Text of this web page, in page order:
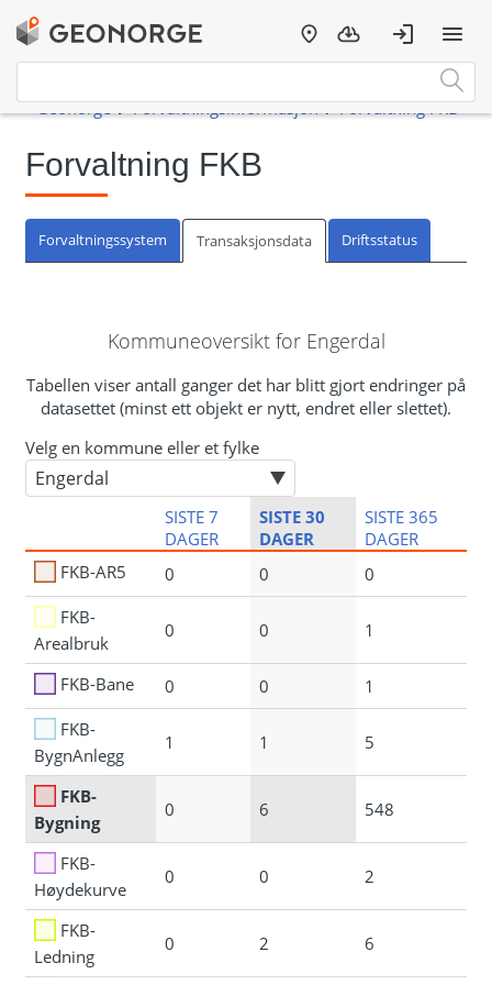
Forvaltning FKB
Forvaltningssystem Transaksjonsdata Driftsstatus
Kommuneoversikt for Engerdal
Tabellen viser antall ganger det har blitt gjort endringer på
datasettet (minst ett objekt er nytt, endret eller slettet).
Velg en kommune eller et fylke
SISTE 7
DAGER
SISTE 30
DAGER
SISTE 365
DAGER
FKB-AR5
0 0
0
FKB-
Arealbruk
0 0 1
FKB-Bane 0 0
1
FKB-
BygnAnlegg
1 1 5
FKB-
Bygning
0 6 548
FKB-
Høydekurve
0 0 2
FKB-
Ledning
0 2 6